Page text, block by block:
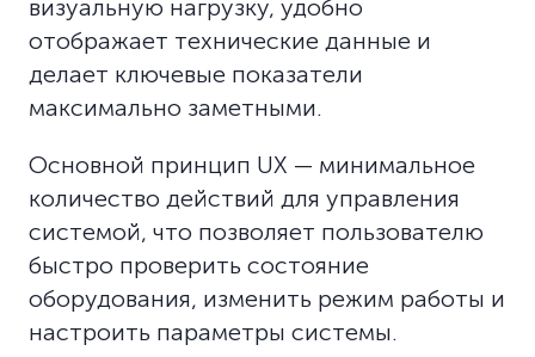
визуальную нагрузку, удобно
отображает технические данные и
делает ключевые показатели
максимально заметными.
Основной принцип UX — минимальное
количество действий для управления
системой, что позволяет пользователю
быстро проверить состояние
оборудования, изменить режим работы и
настроить параметры системы.